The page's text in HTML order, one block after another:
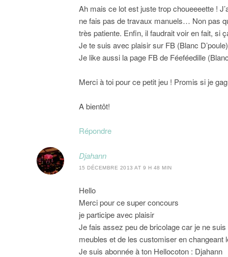
Ah mais ce lot est juste trop choueeeette !
ne fais pas de travaux manuels… Non pas
très patiente. Enfin, il faudrait voir en fait, si
Je te suis avec plaisir sur FB (Blanc
Je like aussi la page FB de Féeféedille
Merci à toi pour ce petit jeu ! Promis si je
A bientôt!
Répondre
Djahann
15 DÉCEMBRE 2013 AT 9 H 48 MIN
Hello
Merci pour ce super concours
je participe avec plaisir
Je fais assez peu de bricolage car je ne
meubles et de les customiser en changeant
Je suis abonnée à ton Hellocoton : Djahann